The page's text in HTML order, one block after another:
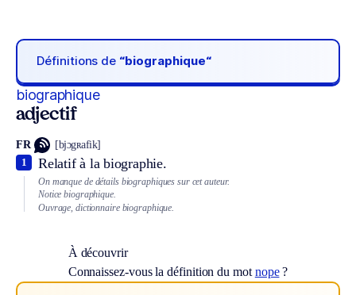
Définitions de “biographique“
biographique
adjectif
FR [bjɔgʀafik]
Relatif à la biographie.
1
On manque de détails biographiques sur cet auteur.
Notice biographique.
Ouvrage, dictionnaire biographique.
À découvrir
Connaissez-vous la définition du mot nope?